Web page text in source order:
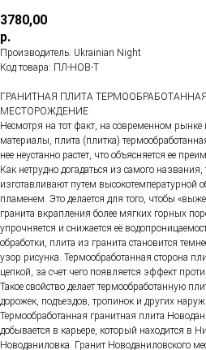
3780,00
р.
Производитель: Ukrainian Night
Код товара: ПЛ-НОВ-Т
ГРАНИТНАЯ ПЛИТА
МЕСТОРОЖДЕНИЕ
Несмотря на тот факт, на современном
материалы, плита (плитка)
нее неустанно растет, что объясняется ее
Как нетрудно догадаться из самого
изготавливают путем высокотемпературной
пламенем. Это делается для того, чтобы
гранита вкрапления более мягких горных
упрочняется и снижается её
обработки, плита из гранита становится
узор рисунка. Термообработанная сторона
цепкой, за счет чего появляется эффект
Такое свойство делает термообработанную
дорожек, подъездов, тропинок и других
Термообработанная гранитная плита
добывается в карьере, который находится в
Новоданиловка. Гранит Новоданиловского